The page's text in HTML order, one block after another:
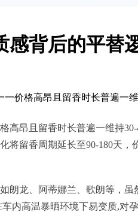
背后的平替
价格高昂且留香时长普遍
昂且留香时长普遍一维持
留香周期延长至90-180天，
朗龙、阿蒂娜兰、歌朗等，
内高温暴晒环境下易变质,对